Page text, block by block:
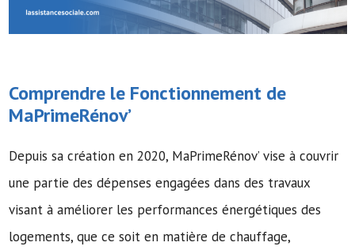
Comprendre le Fonctionnement de
MaPrimeRénov’
Depuis sa création en 2020, MaPrimeRénov’ vise à couvrir
une partie des dépenses engagées dans des travaux
visant à améliorer les performances énergétiques des
logements, que ce soit en matière de chauffage,